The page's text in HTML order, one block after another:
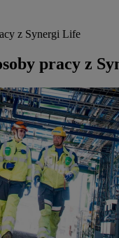
z Synergi Life
pracy z